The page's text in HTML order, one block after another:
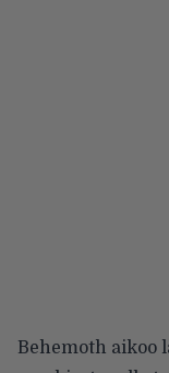
Behemoth aikoo